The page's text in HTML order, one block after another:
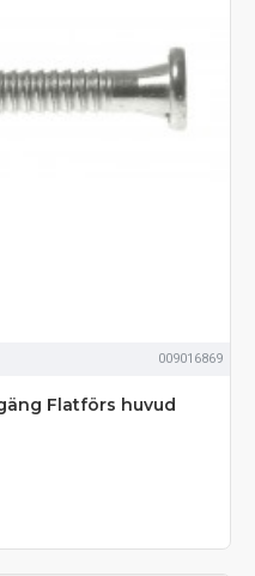
009016869
Flatförs huvud